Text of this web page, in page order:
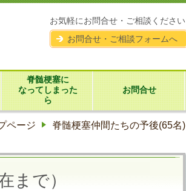
お気軽にお問合せ・ご相談ください
お問合せ・ご相談フォームへ
脊髄梗塞に
なってしまった
ら
お問合せ
ページ 脊髄梗塞仲間たちの予後(65名)
まで）